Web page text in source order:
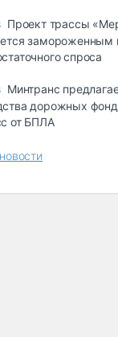
Проект трассы
замороженным
спроса
Минтранс
дорожных
от БПЛА